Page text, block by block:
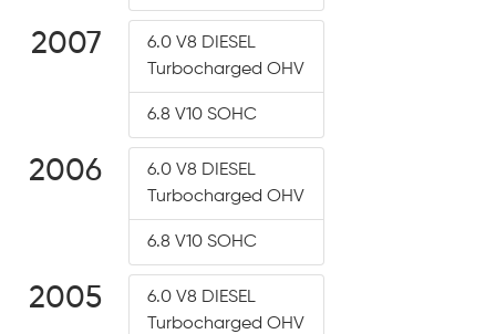
2007
6.0 V8 DIESEL
Turbocharged OHV
6.8 V10 SOHC
2006
6.0 V8 DIESEL
Turbocharged OHV
6.8 V10 SOHC
2005
6.0 V8 DIESEL
Turbocharged OHV